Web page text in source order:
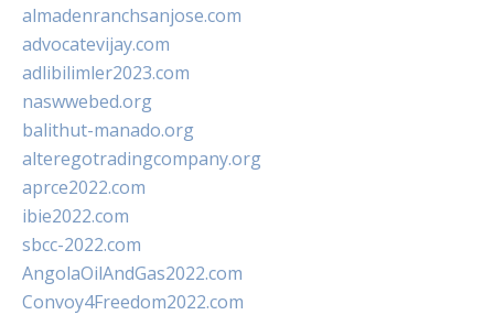
almadenranchsanjose.com
advocatevijay.com
adlibilimler2023.com
naswwebed.org
balithut-manado.org
alteregotradingcompany.org
aprce2022.com
ibie2022.com
sbcc-2022.com
AngolaOilAndGas2022.com
Convoy4Freedom2022.com